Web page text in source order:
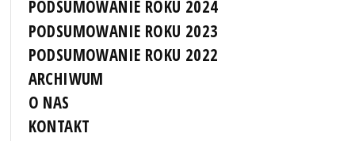
PODSUMOWANIE ROKU 2024
PODSUMOWANIE ROKU 2023
PODSUMOWANIE ROKU 2022
ARCHIWUM
O NAS
KONTAKT